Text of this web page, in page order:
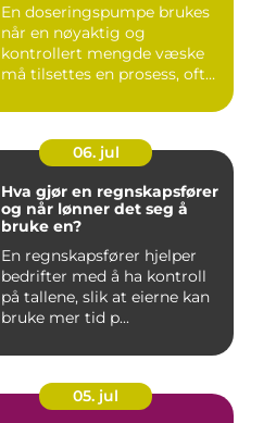
En doseringspumpe brukes
når en nøyaktig og
kontrollert mengde væske
må tilsettes en prosess, ofte
06. jul
Hva gjør en regnskapsfører
og når lønner det seg å
bruke en?
En regnskapsfører hjelper
bedrifter med å ha kontroll
på tallene, slik at eierne kan
bruke mer tid p...
05. jul